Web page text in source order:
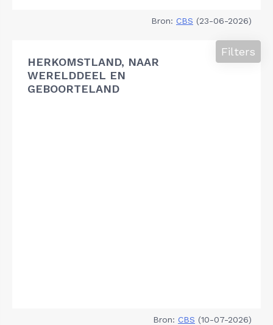
Bron: CBS (23-06-2026)
HERKOMSTLAND, NAAR
WERELDDEEL EN
GEBOORTELAND
Filters
Bron: CBS (10-07-2026)